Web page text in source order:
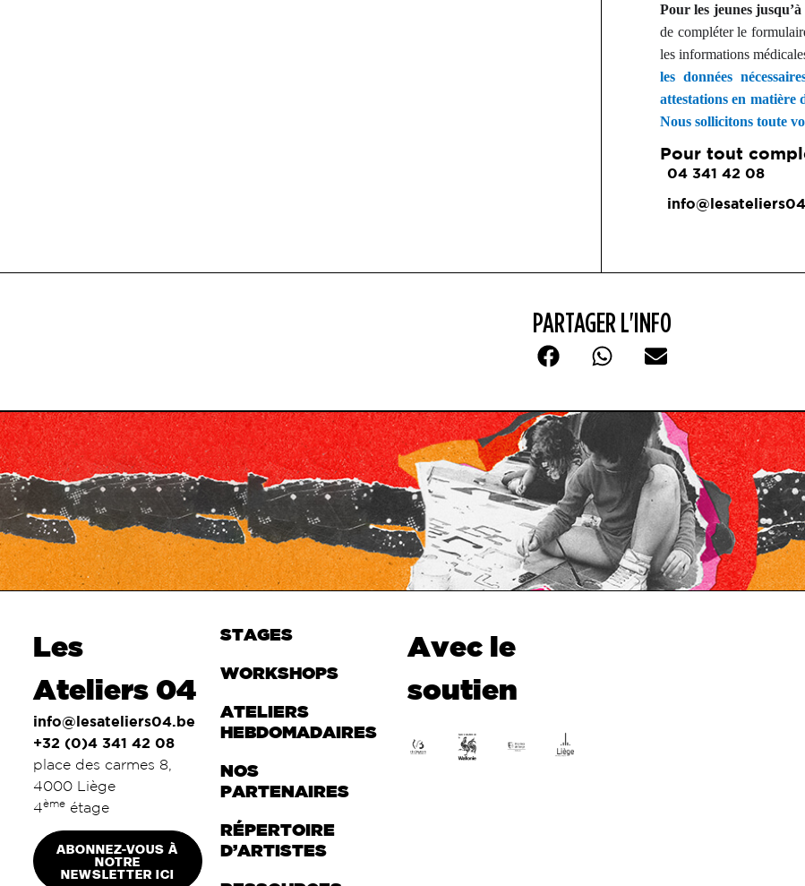
Pour les jeunes
de compléter le
les informations
les données
attestations en matière
Nous sollicitons toute
Pour tout
04 341 42 08
PARTAGER L'INFO
Les
Ateliers 04
info@lesateliers04.be
+32 (0)4 341 42 08
place des carmes 8,
4000 Liège
4èmeétage
ABONNEZ-VOUS À
NOTRE
NEWSLETTER ICI
STAGES
WORKSHOPS
ATELIERS
HEBDOMADAIRES
NOS
PARTENAIRES
RÉPERTOIRE
D’ARTISTES
Avec le
soutien